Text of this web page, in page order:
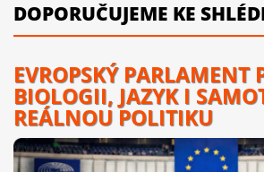
DOPORUČUJEME KE
EVROPSKÝ PARLAMENT
BIOLOGII, JAZYK I
REÁLNOU POLITIKU